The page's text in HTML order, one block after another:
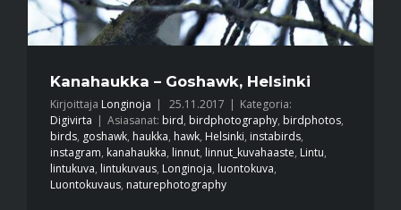
Kanahaukka – Goshawk, Helsinki
Kirjoittaja Longinoja 25.11.2017
Kategoria:
Digivirta
Asiasanat: bird, birdphotography, birdphotos,
birds, goshawk, haukka, hawk, Helsinki, instabirds,
instagram, kanahaukka, linnut, linnut_kuvahaaste, Lintu,
lintukuva, lintukuvaus, Longinoja, luontokuva,
Luontokuvaus, naturephotography